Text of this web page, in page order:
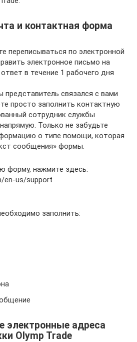
и контактная форма
переписываться по электронной
электронное письмо на
в течение 1 рабочего дня
представитель связался с вами
просто заполнить контактную
сотрудник службы
Только не забудьте
о типе помощи, которая
сообщения» формы.
форму, нажмите здесь:
en-us/support
заполнить:
электронные адреса
Olymp Trade